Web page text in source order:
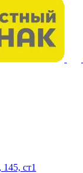
ст1